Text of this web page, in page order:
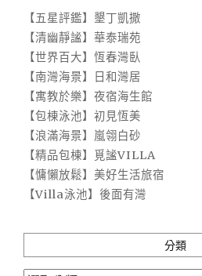
【五星評鑑】墾丁凱撒
【清幽靜謐】華泰瑞苑
【世界百大】恆春灣臥
【南灣海景】日和灣居
【寓教於樂】夜宿海生館
【包棟泳池】初見恆美
【浪滿海景】嵐翎白砂
【精品包棟】覓謐VILLA
【慵懶放鬆】美好生活旅宿
【Villa泳池】後面有灣
分類